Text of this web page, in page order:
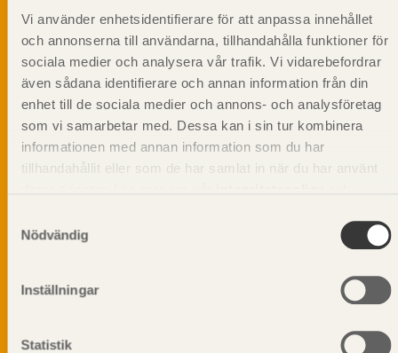
Vi använder enhetsidentifierare för att anpassa innehållet
och annonserna till användarna, tillhandahålla funktioner för
sociala medier och analysera vår trafik. Vi vidarebefordrar
även sådana identifierare och annan information från din
enhet till de sociala medier och annons- och analysföretag
som vi samarbetar med. Dessa kan i sin tur kombinera
informationen med annan information som du har
tillhandahållit eller som de har samlat in när du har använt
Nödvändig
Inställningar
Statistik
personuppgifter alltid hanteras på ett ansvarsfullt sätt.